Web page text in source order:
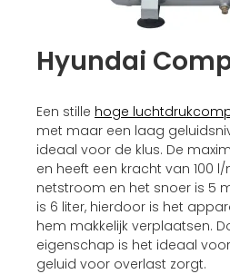
Hyundai
Een stille hoge
met maar een laag
ideaal voor de klus. De
en heeft een kracht van 100
netstroom en het snoer is 5
is 6 liter, hierdoor is het
hem makkelijk verplaatsen.
eigenschap is het ideaal
geluid voor overlast zorgt.